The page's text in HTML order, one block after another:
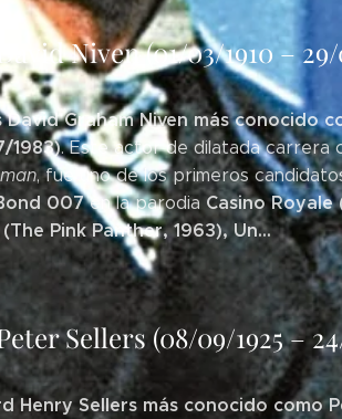
Niven (01/03/1910 – 29/
David Graham Niven más conocido
1983). Este actor de dilatada carrera
, fue uno de los primeros
007en la parodia Casino Royale
Pink Panther, 1963), Un...
Sellers (08/09/1925 –
Henry Sellers más conocido como